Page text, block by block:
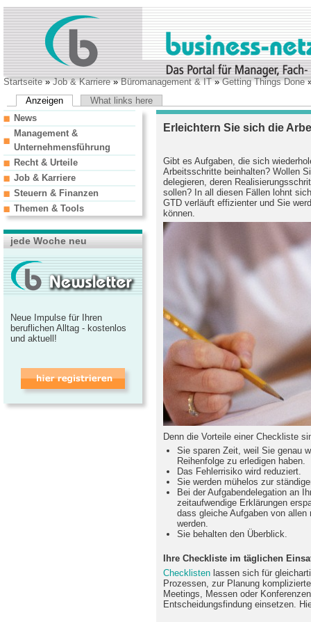
Startseite»Job & Karriere»Büromanagement & IT»Getting Things Done
Anzeigen
What links here
Erleichtern Sie sich die
Gibt es Aufgaben, die sich
Arbeitsschritte beinhalten? Wollen
delegieren, deren
sollen? In all diesen Fällen lohnt
GTD verläuft effizienter und Sie
können.
Denn die Vorteile einer Checkliste
Sie sparen Zeit, weil Sie genau
Reihenfolge zu erledigen haben.
Das Fehlerrisiko wird reduziert.
Sie werden mühelos zur
Bei der Aufgabendelegation an
zeitaufwendige Erklärungen
dass gleiche Aufgaben von
werden.
Sie behalten den Überblick.
Ihre Checkliste im täglichen
Checklisten lassen sich für
Prozessen, zur Planung
Meetings, Messen oder
Entscheidungsfindung einsetzen.
News
Management &
Unternehmensführung
Recht & Urteile
Job & Karriere
Steuern & Finanzen
Themen & Tools
jede Woche neu
Neue Impulse für Ihren
beruflichen Alltag - kostenlos
und aktuell!